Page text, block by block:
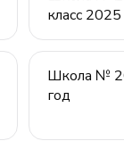
класс
Школа №
год